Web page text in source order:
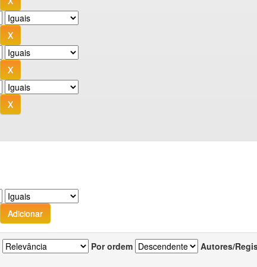
Por ordem Autores/